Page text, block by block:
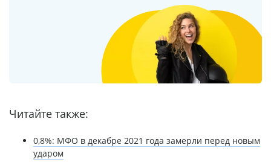
Читайте также:
0,8%: МФО в декабре 2021 года замерли перед новым
ударом